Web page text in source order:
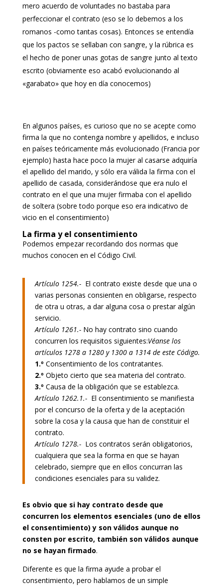
mero acuerdo de voluntades no bastaba para
perfeccionar el contrato (eso se lo debemos a los
romanos -como tantas cosas). Entonces se entendía
que los pactos se sellaban con sangre, y la rúbrica es
el hecho de poner unas gotas de sangre junto al texto
escrito (obviamente eso acabó evolucionando al
«garabato» que hoy en día conocemos)
En algunos países, es curioso que no se acepte como
firma la que no contenga nombre y apellidos, e incluso
en países teóricamente más evolucionado (Francia por
ejemplo) hasta hace poco la mujer al casarse adquiría
el apellido del marido, y sólo era válida la firma con el
apellido de casada, considerándose que era nulo el
contrato en el que una mujer firmaba con el apellido
de soltera (sobre todo porque eso era indicativo de
vicio en el consentimiento)
La firma y el consentimiento
Podemos empezar recordando dos normas que
muchos conocen en el Código Civil.
Artículo 1254.- El contrato existe desde que una o
varias personas consienten en obligarse, respecto
de otra u otras, a dar alguna cosa o prestar algún
servicio.
Artículo 1261.- No hay contrato sino cuando
concurren los requisitos siguientes:Véanse los
artículos 1278 a 1280 y 1300 a 1314 de este Código.
1.º Consentimiento de los contratantes.
2.º Objeto cierto que sea materia del contrato.
3.º Causa de la obligación que se establezca.
Artículo 1262.1.- El consentimiento se manifiesta
por el concurso de la oferta y de la aceptación
sobre la cosa y la causa que han de constituir el
contrato.
Artículo 1278.- Los contratos serán obligatorios,
cualquiera que sea la forma en que se hayan
celebrado, siempre que en ellos concurran las
condiciones esenciales para su validez.
Es obvio que si hay contrato desde que
concurren los elementos esenciales (uno de ellos
el consentimiento) y son válidos aunque no
consten por escrito, también son válidos aunque
no se hayan firmado.
Diferente es que la firma ayude a probar el
consentimiento, pero hablamos de un simple